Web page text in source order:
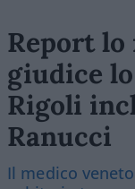
Report lo
giudice
Rigoli
Ranucci
Il medico